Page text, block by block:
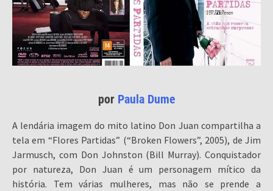
por Paula Dume
A lendária imagem do mito latino Don Juan compartilha a
tela em “Flores Partidas” (“Broken Flowers”, 2005), de Jim
Jarmusch, com Don Johnston (Bill Murray). Conquistador
por natureza, Don Juan é um personagem mítico da
história. Tem várias mulheres, mas não se prende a